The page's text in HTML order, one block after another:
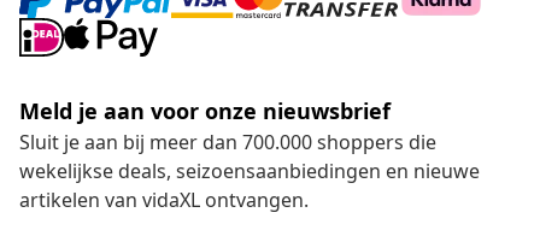
Meld je aan voor onze nieuwsbrief
Sluit je aan bij meer dan 700.000 shoppers die
wekelijkse deals, seizoensaanbiedingen en nieuwe
artikelen van vidaXL ontvangen.